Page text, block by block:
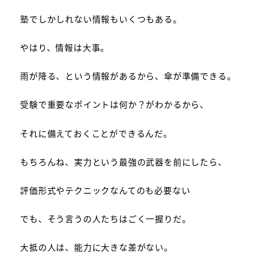
塾でしかしれない情報もいくつもある。
やはり、情報は大事。
雨が降る、という情報があるから、傘が準備できる。
受験で重要なポイントは何か？がわかるから、
それに備えておくことができるんだ。
もちろんね、実力という最強の武器を前にしたら、
評価形式やテクニックなんてのも必要ない
でも、そう言うの人たちはごく一握りだ。
大抵の人は、能力に大きな差がない。